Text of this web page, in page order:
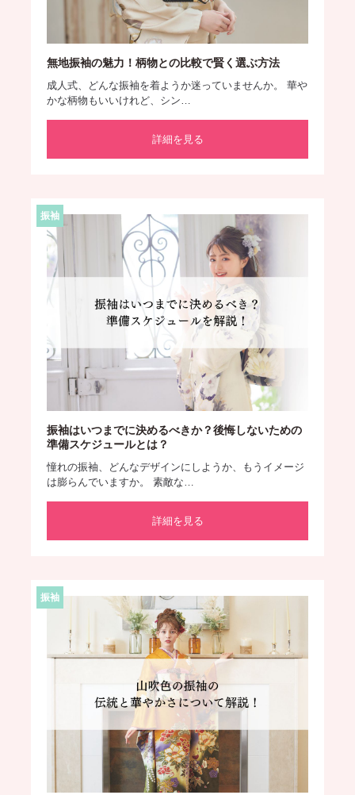
無地振袖の魅力！柄物との比較で賢く選ぶ方法
成人式、どんな振袖を着ようか迷っていませんか。 華や
かな柄物もいいけれど、シン…
詳細を見る
振袖
振袖はいつまでに決めるべきか？後悔しないための
準備スケジュールとは？
憧れの振袖、どんなデザインにしようか、もうイメージ
は膨らんでいますか。 素敵な…
詳細を見る
振袖